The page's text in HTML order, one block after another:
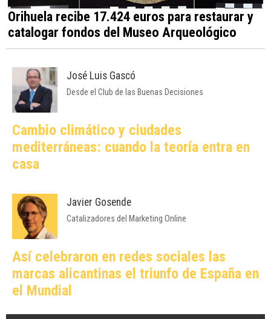
Orihuela recibe 17.424 euros para restaurar y
catalogar fondos del Museo Arqueológico
José Luis Gascó
Desde el Club de las Buenas Decisiones
Cambio climático y ciudades
mediterráneas: cuando la teoría entra en
casa
Javier Gosende
Catalizadores del Marketing Online
Así celebraron en redes sociales las
marcas alicantinas el triunfo de España en
el Mundial